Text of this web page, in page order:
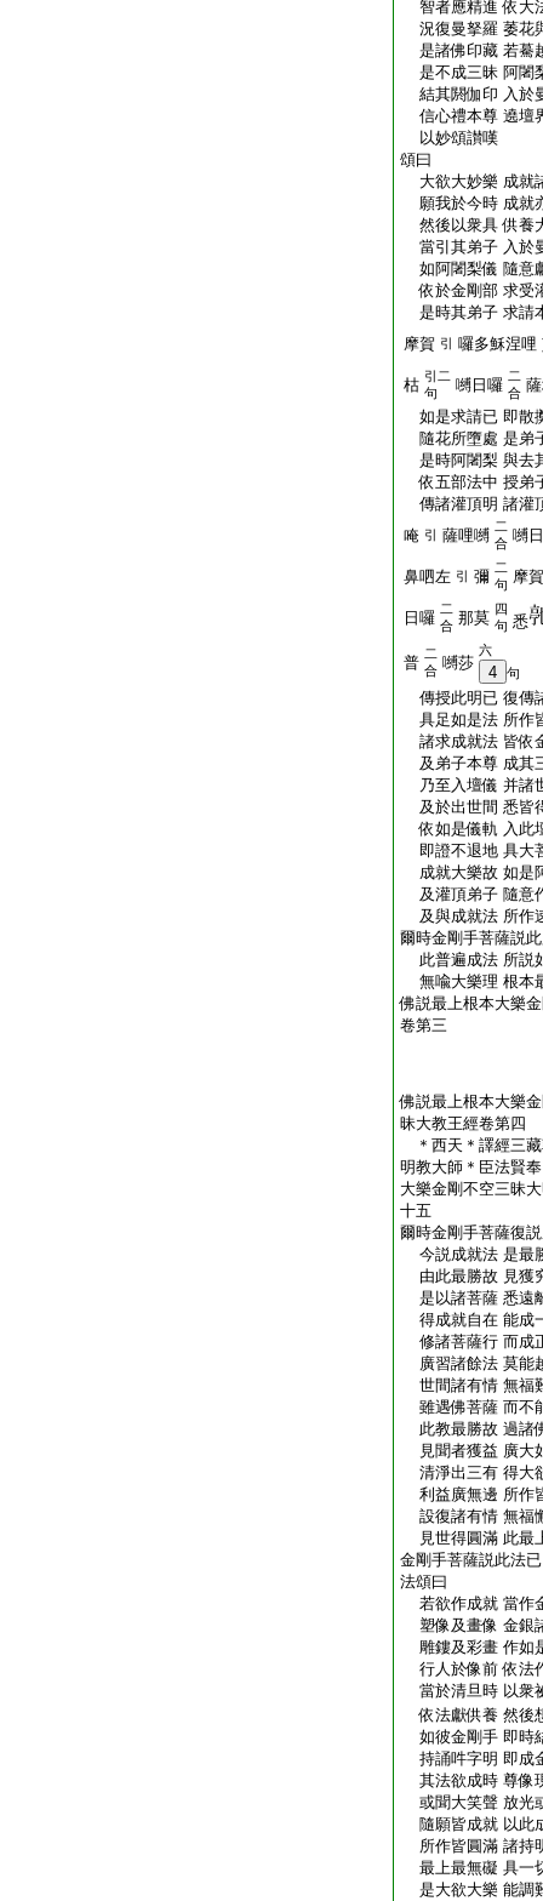
智者應精進 依大
況復曼拏羅 萎花
是諸佛印藏 若驀
是不成三昧 阿闍
結其閼伽印 入於
信心禮本尊 遶壇
以妙頌讃嘆
頌曰
大欲大妙樂 成就
願我於今時 成就
然後以衆具 供養
當引其弟子 入於
如阿闍梨儀 隨意
依於金剛部 求受
是時其弟子 求請
摩賀 引 囉多穌涅哩
枯 引二
句
嚩日囉 二
合
如是求請已 即散
隨花所墮處 是弟
是時阿闍梨 與去
依五部法中 授弟
傳諸灌頂明 諸灌
唵 引 薩哩嚩 二
合 嚩
鼻呬左 引 彌 二
句 摩賀
日囉 二
合 那莫 四
句 悉
普 二
合 嚩莎
六
4 句
傳授此明已 復傳
具足如是法 所作
諸求成就法 皆依
及弟子本尊 成其
乃至入壇儀 并諸
及於出世間 悉皆
依如是儀軌 入此
即證不退地 具大
成就大樂故 如是
及灌頂弟子 隨意
及與成就法 所作
爾時金剛手菩薩説
此普遍成法 所説
無喩大樂理 根本
佛説最上根本大樂
卷第三
佛説最上根本大樂
昧大教王經卷第四
＊西天＊譯經三
明教大師＊臣
大樂金剛不空三昧
十五
爾時金剛手菩薩復
今説成就法 是最
由此最勝故 見獲
是以諸菩薩 悉遠
得成就自在 能成
修諸菩薩行 而成
廣習諸餘法 莫能
世間諸有情 無福
雖遇佛菩薩 而不
此教最勝故 過諸
見聞者獲益 廣大
清淨出三有 得大
利益廣無邊 所作
設復諸有情 無福
見世得圓滿 此最
金剛手菩薩説此法
法頌曰
若欲作成就 當作
塑像及畫像 金銀
雕鏤及彩畫 作如
行人於像前 依法
當於清旦時 以衆
依法獻供養 然後
如彼金剛手 即時
持誦吽字明 即成
其法欲成時 尊像
或聞大笑聲 放光
隨願皆成就 以此
所作皆圓滿 諸持
最上最無礙 具一
是大欲大樂 能調